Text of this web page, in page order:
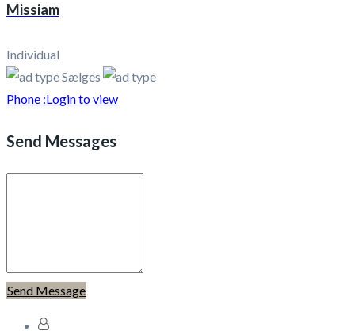
Missiam
Individual
Sælges
Phone :Login to view
Send Messages
Send Message